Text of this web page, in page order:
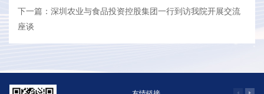
下一篇：深圳农业与食品投资控股集团一行到访我院开展交流
座谈